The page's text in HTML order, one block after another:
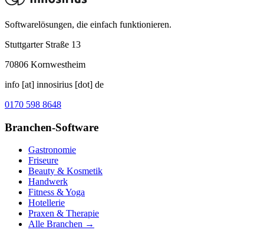
Softwarelösungen, die einfach funktionieren.
Stuttgarter Straße 13
70806 Kornwestheim
info [at] innosirius [dot] de
0170 598 8648
Branchen-Software
Gastronomie
Friseure
Beauty & Kosmetik
Handwerk
Fitness & Yoga
Hotellerie
Praxen & Therapie
Alle Branchen →